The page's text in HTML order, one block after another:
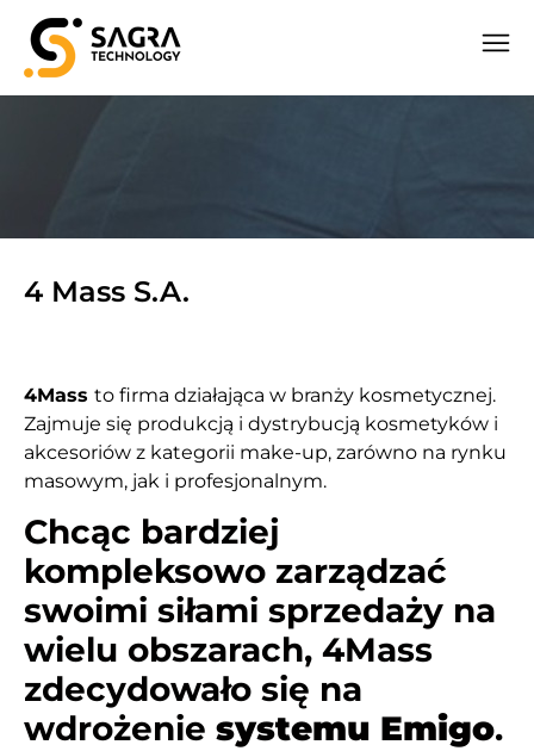
4 Mass S.A.
4Mass to firma działająca w branży kosmetycznej.
Zajmuje się produkcją i dystrybucją kosmetyków i
akcesoriów z kategorii make-up, zarówno na rynku
masowym, jak i profesjonalnym.
Chcąc bardziej
kompleksowo zarządzać
swoimi siłami sprzedaży na
wielu obszarach, 4Mass
zdecydowało się na
wdrożenie systemu Emigo.